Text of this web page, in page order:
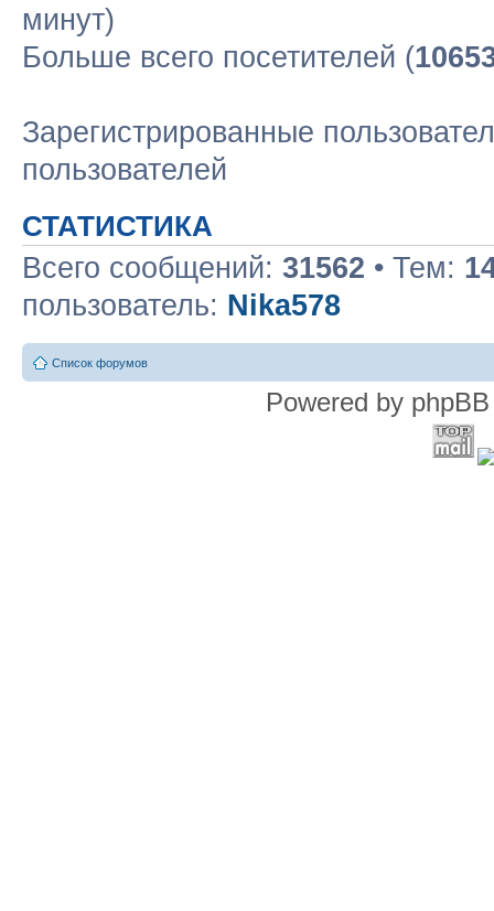
минут)
Больше всего посетителей (
Зарегистрированные
пользователей
СТАТИСТИКА
Всего сообщений: 31562 • Тем:
пользователь: Nika578
Список форумов
Powered by